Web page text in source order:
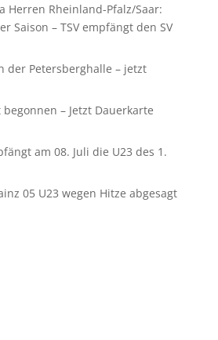
Herren Rheinland-Pfalz/Saar:
Saison – TSV empfängt den SV
der Petersberghalle – jetzt
– Jetzt Dauerkarte
am 08. Juli die U23 des 1.
05 U23 wegen Hitze abgesagt